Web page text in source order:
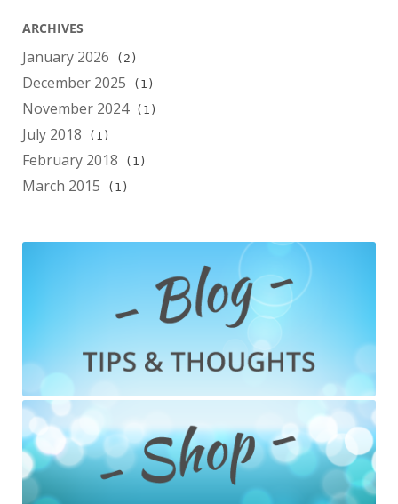
ARCHIVES
January 2026 (2)
December 2025 (1)
November 2024(1)
July 2018 (1)
February 2018 (1)
March 2015 (1)